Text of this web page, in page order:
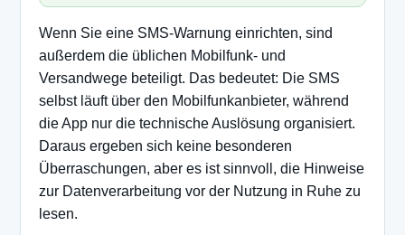
Wenn Sie eine SMS-Warnung einrichten, sind
außerdem die üblichen Mobilfunk- und
Versandwege beteiligt. Das bedeutet: Die SMS
selbst läuft über den Mobilfunkanbieter, während
die App nur die technische Auslösung organisiert.
Daraus ergeben sich keine besonderen
Überraschungen, aber es ist sinnvoll, die Hinweise
zur Datenverarbeitung vor der Nutzung in Ruhe zu
lesen.